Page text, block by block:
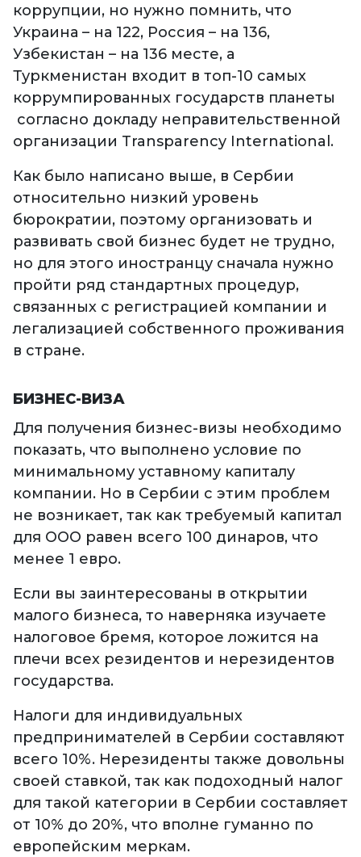
коррупции, но нужно помнить, что
Украина – на 122, Россия – на 136,
Узбекистан – на 136 месте, а
Туркменистан входит в топ-10 самых
коррумпированных государств планеты
согласно докладу неправительственной
организации Transparency International.
Как было написано выше, в Сербии
относительно низкий уровень
бюрократии, поэтому организовать и
развивать свой бизнес будет не трудно,
но для этого иностранцу сначала нужно
пройти ряд стандартных процедур,
связанных с регистрацией компании и
легализацией собственного проживания
в стране.
БИЗНЕС-ВИЗА
Для получения бизнес-визы необходимо
показать, что выполнено условие по
минимальному уставному капиталу
компании. Но в Сербии с этим проблем
не возникает, так как требуемый капитал
для ООО равен всего 100 динаров, что
менее 1 евро.
Если вы заинтересованы в открытии
малого бизнеса, то наверняка изучаете
налоговое бремя, которое ложится на
плечи всех резидентов и нерезидентов
государства.
Налоги для индивидуальных
предпринимателей в Сербии составляют
всего 10%. Нерезиденты также довольны
своей ставкой, так как подоходный налог
для такой категории в Сербии составляет
от 10% до 20%, что вполне гуманно по
европейским меркам.